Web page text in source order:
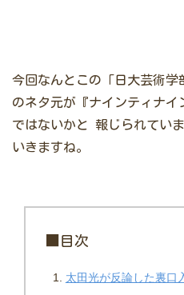
今回なんとこの「日大芸術学
のネタ元が『ナインティナイ
ではないかと
報じられてい
いきますね。
■目次
太田光が反論した裏口